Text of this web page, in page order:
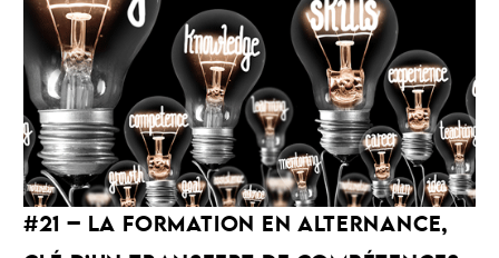
#21 – LA FORMATION EN ALTERNANCE,